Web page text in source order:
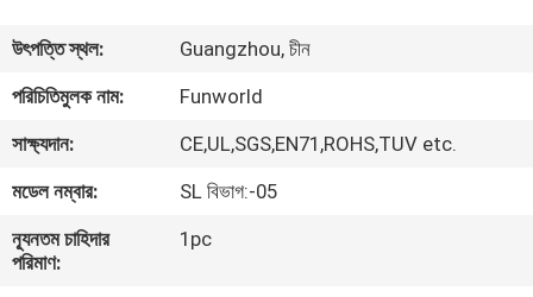
আমাদের
কারখানা
ভ্রমণ
উৎপত্তি স্থল:
Guangzhou, চীন
পরিচিতিমুলক নাম:
Funworld
সাক্ষ্যদান:
CE,UL,SGS,EN71,ROHS,TUV etc.
মডেল নম্বার:
SL বিভাগ:-05
ন্যূনতম চাহিদার
পরিমাণ:
1pc